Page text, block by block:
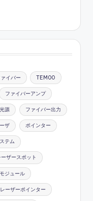
イバー TEM00
ファイバーアンプ
源 ファイバー出力
ザ ポインター
テム
ーザースポット
ジュール
レーザーポインター